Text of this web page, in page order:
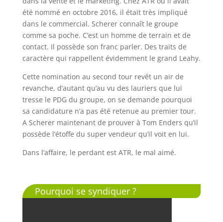
été nommé en octobre 2016, il était très impliqué
dans le commercial. Scherer connaît le groupe
comme sa poche. C’est un homme de terrain et de
contact. Il possède son franc parler. Des traits de
caractère qui rappellent évidemment le grand Leahy.
Cette nomination au second tour revêt un air de
revanche, d’autant qu’au vu des lauriers que lui
tresse le PDG du groupe, on se demande pourquoi
sa candidature n’a pas été retenue au premier tour.
A Scherer maintenant de prouver à Tom Enders qu’il
possède l’étoffe du super vendeur qu’il voit en lui.
Dans l’affaire, le perdant est ATR, le mal aimé.
Pourquoi se syndiquer ?